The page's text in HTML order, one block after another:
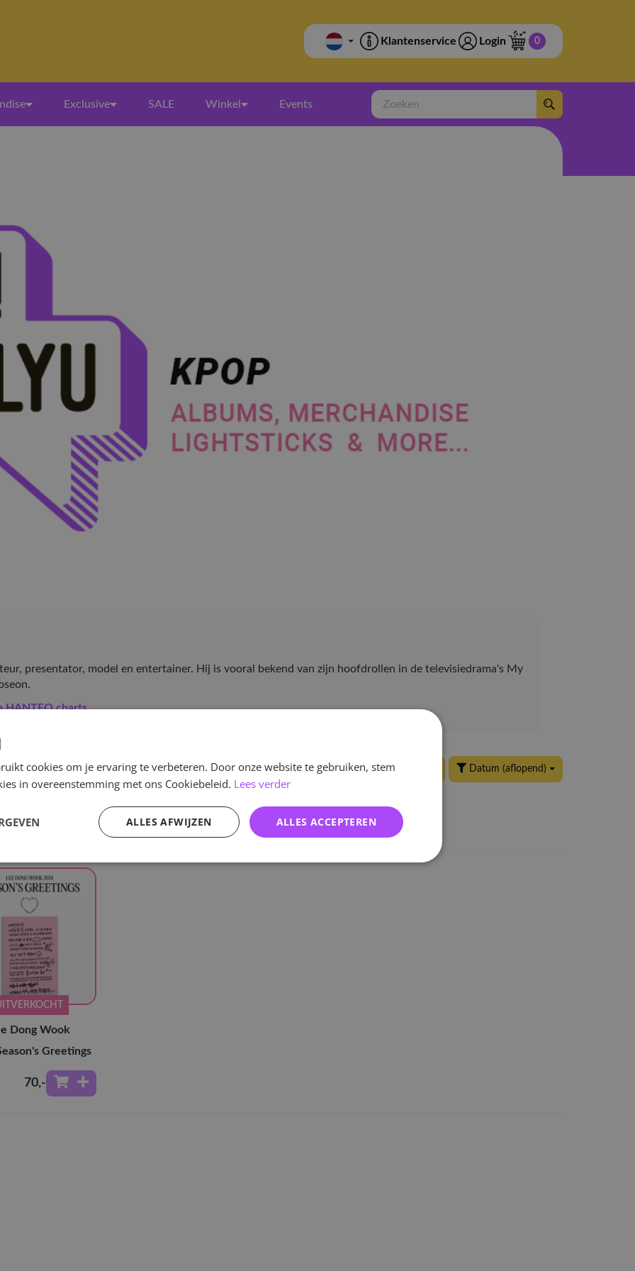
Klantenservice Login 0
Exclusive SALE Winkel Events
Zoeken
presentator, model en entertainer. Hij is vooral bekend van zijn hoofdrollen in de televisiedrama's My
HANTEO charts.
/ KPOP / Solo / Lee Dong Wook Datum (aflopend)
24 per pagina
Lee Dong Wook Verwijder alle
Dong Wook
Greetings
70,-
cookies om je ervaring te verbeteren. Door onze website te gebruiken, stem
in overeenstemming met ons Cookiebeleid. Lees verder
ALLES ACCEPTEREN
ALLES AFWIJZEN